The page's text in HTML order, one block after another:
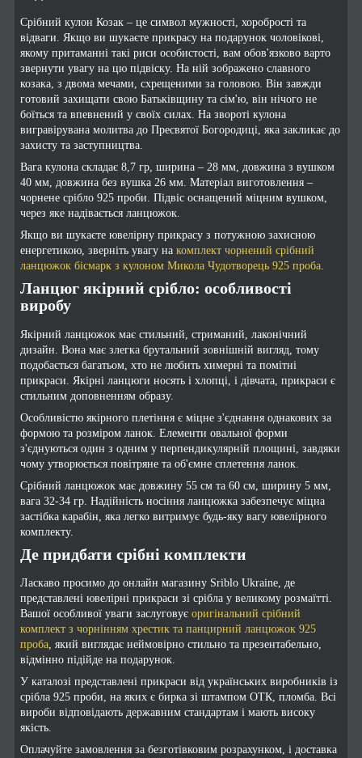
Срібний кулон Козак – це символ мужності, хоробрості та
відваги. Якщо ви шукаєте прикрасу на подарунок чоловікові,
якому притаманні такі риси особистості, вам обов'язково варто
звернути увагу на цю підвіску. На ній зображено славного
козака, з двома мечами, схрещеними за головою. Він завжди
готовий захищати свою Батьківщину та сім'ю, він нічого не
боїться та впевнений у своїх силах. На звороті кулона
вигравірувана молитва до Пресвятої Богородиці, яка закликає до
захисту та заступництва.
Вага кулона складає 8,7 гр, ширина – 28 мм, довжина з вушком
40 мм, довжина без вушка 26 мм. Матеріал виготовлення –
чорнене срібло 925 проби. Підвіс оснащений міцним вушком,
через яке надівається ланцюжок.
Якщо ви шукаєте ювелірну прикрасу з потужною захисною
енергетикою, зверніть увагу на комплект чорнений срібний
ланцюжок бісмарк з кулоном Микола Чудотворець 925 проба.
Ланцюг якірний срібло: особливості
виробу
Якірний ланцюжок має стильний, стриманий, лаконічний
дизайн. Вона має злегка брутальний зовнішній вигляд, тому
подобається багатьом, хто не любить химерні та помітні
прикраси. Якірні ланцюги носять і хлопці, і дівчата, прикраси є
стильним доповненням образу.
Особливістю якірного плетіння є міцне з'єднання однакових за
формою та розміром ланок. Елементи овальної форми
з'єднуються один з одним у перпендикулярній площині, завдяки
чому утворюється повітряне та об'ємне сплетення ланок.
Срібний ланцюжок має довжину 55 см та 60 см, ширину 5 мм,
вага 32-34 гр. Надійність носіння ланцюжка забезпечує міцна
застібка карабін, яка легко витримує будь-яку вагу ювелірного
комплекту.
Де придбати срібні комплекти
Ласкаво просимо до онлайн магазину Sriblo Ukraine, де
представлені ювелірні прикраси зі срібла у великому розмаїтті.
Вашої особливої уваги заслуговує оригінальний срібний
комплект з чорнінням хрестик та панцирний ланцюжок 925
проба, який виглядає неймовірно стильно та презентабельно,
відмінно підійде на подарунок.
У каталозі представлені прикраси від українських виробників із
срібла 925 проби, на яких є бирка зі штампом ОТК, пломба. Всі
вироби відповідають державним стандартам і мають високу
якість.
Оплачуйте замовлення за безготівковим розрахунком, і доставка